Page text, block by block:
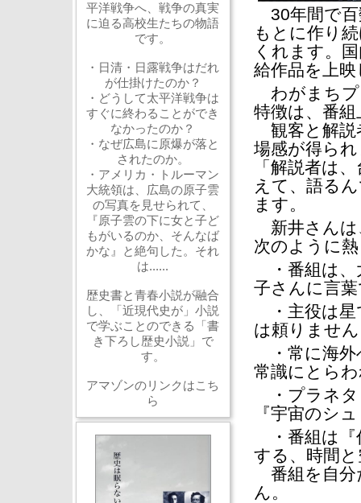
30年間で百
もとに作り
くれます。
給作品を上
わがまちプ
特徴は、番
観客と解説
場感が得ら
「解説者は
えて、語る
ます。
新井さんは
次のように
・番組は、
子さんに言
・主役は星
は頼りませ
・常に海外
常識にとら
・プラネタ
『宇宙のシ
・番組は『
する、時間
番組を自分
ん。
平洋戦争へ、戦争の真実
に迫る高校生たちの物語
です。
・日清・日露戦争はだれ
が仕掛けたのか？
・どうして太平洋戦争は
すぐに終わることができ
なかったのか？
・なぜ広島に原爆が落と
されたのか。
・アメリカ・トルーマン
大統領は、広島の原子雲
の写真を見せられて、
『原子雲の下に女と子ど
もがいるのか、そんなば
かな』と絶句した。それ
は......
歴史書と青春小説が融合
し、「近現代史が」小説
で学ぶことのできる「書
き下ろし歴史小説」で
す。
アマゾンのリンクはこち
ら